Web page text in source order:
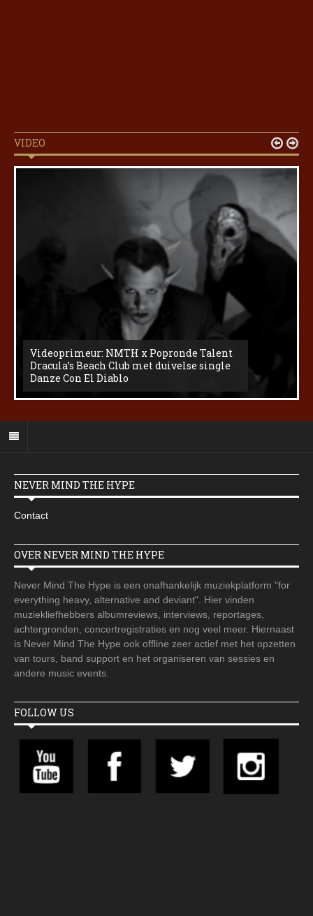
VIDEO
Videoprimeur: NMTH x Popronde Talent
Dracula’s Beach Club met duivelse single
Danze Con El Diablo
 
NEVER MIND THE HYPE
Contact
OVER NEVER MIND THE HYPE
Never Mind The Hype is een onafhankelijk muziekplatform "for
everything heavy, alternative and deviant". Hier vinden
muziekliefhebbers albumreviews, interviews, reportages,
achtergronden, concertregistraties en nog veel meer. Hiernaast
is Never Mind The Hype ook offline zeer actief met het opzetten
van tours, band support en het organiseren van sessies en
andere music events.
FOLLOW US